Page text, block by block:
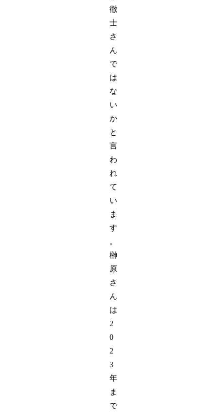
徹
士
さ
ん
で
は
な
い
か
と
言
わ
れ
て
い
ま
す
。
榊
原
さ
ん
は
2
0
2
3
年
ま
で